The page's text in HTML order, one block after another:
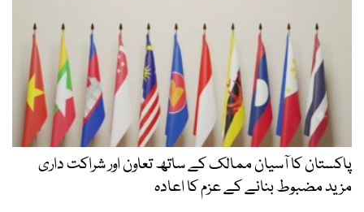
پاکستان کا آسیان ممالک کے ساتھ تعاون اور شراکت داری
مزید مضبوط بنانے کے عزم کا اعادہ